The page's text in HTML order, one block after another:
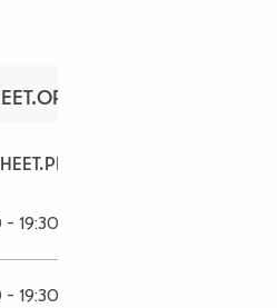
- 19:30
- 19:30